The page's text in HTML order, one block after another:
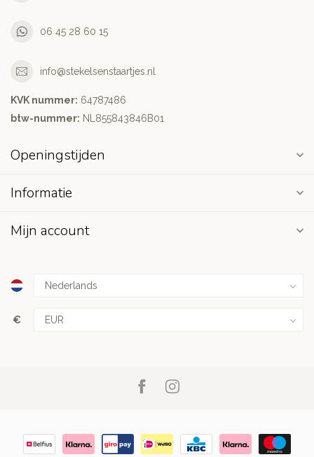
06 45 28 60 15
info@stekelsenstaartjes.nl
KVK nummer: 64787486
btw-nummer: NL855843846B01
Openingstijden
Informatie
Mijn account
€